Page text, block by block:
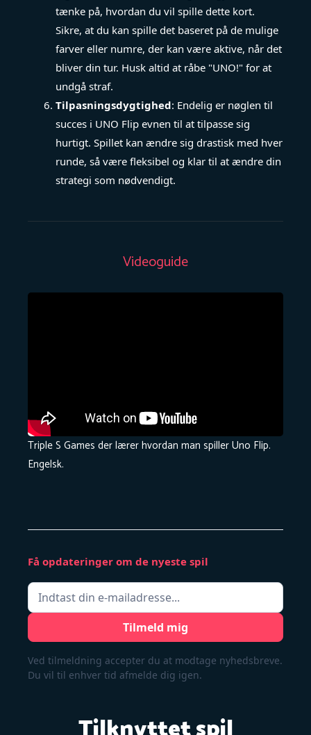
Få opdateringer om de nyeste spil
Ved tilmeldning accepter du at modtage nyhedsbreve.
Du vil til enhver tid afmelde dig igen.
tænke på, hvordan du vil spille dette kort.
Sikre, at du kan spille det baseret på de mulige
farver eller numre, der kan være aktive, når det
bliver din tur. Husk altid at råbe "UNO!" for at
undgå straf.
Tilpasningsdygtighed: Endelig er nøglen til
succes i UNO Flip evnen til at tilpasse sig
hurtigt. Spillet kan ændre sig drastisk med hver
runde, så være fleksibel og klar til at ændre din
strategi som nødvendigt.
Videoguide
Triple S Games der lærer hvordan man spiller Uno Flip.
Engelsk.